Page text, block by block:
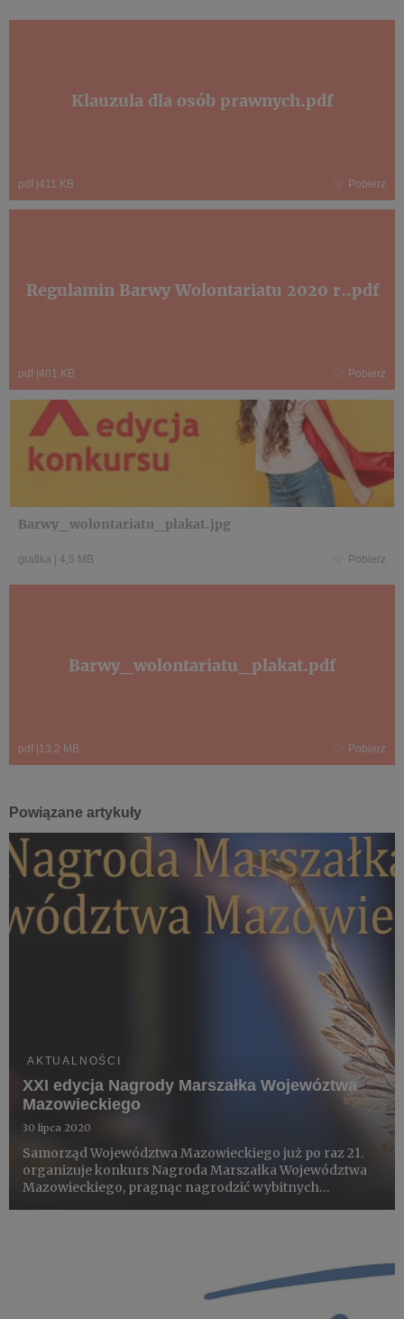
Klauzula dla osób prawnych.pdf
pdf 411 KB Pobierz
Regulamin Barwy Wolontariatu 2020 r..pdf
pdf 401 KB Pobierz
Barwy_wolontariatu_plakat.jpg
grafika 4,5 MB Pobierz
Barwy_wolontariatu_plakat.pdf
pdf 13,2 MB Pobierz
Powiązane artykuły
AKTUALNOŚCI
XXI edycja Nagrody Marszałka Wojewóztwa
Mazowieckiego
30 lipca 2020
Samorząd Województwa Mazowieckiego już po raz 21.
organizuje konkurs Nagroda Marszałka Województwa
Mazowieckiego, pragnąc nagrodzić wybitnych